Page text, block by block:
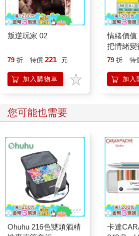
叛逆玩家 02
79 折 特價 221 元
加入購物車
情緒價值
把情緒變
誰都能自
79 折 特
加入
您可能也需要
Ohuhu 216色雙頭酒精
卡達